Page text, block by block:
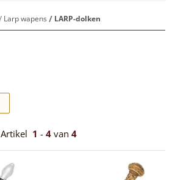
Larp wapens LARP-dolken
Artikel 1 - 4van 4